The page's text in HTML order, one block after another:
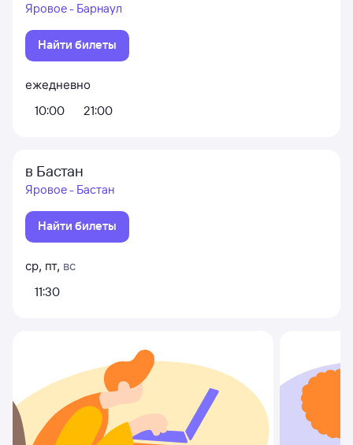
Яровое - Барнаул
Найти билеты
ежедневно
10:00
21:00
в Бастан
Яровое - Бастан
Найти билеты
ср, пт, вс
11:30